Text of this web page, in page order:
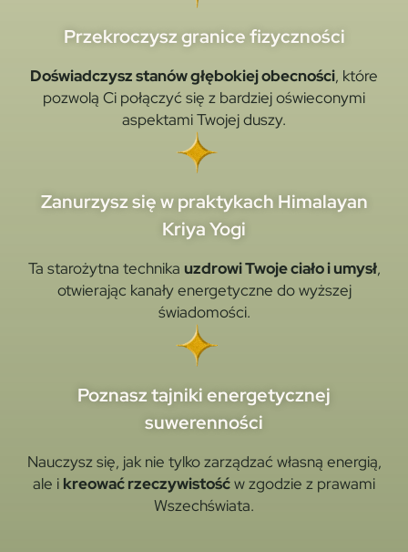
Przekroczysz granice fizyczności
Doświadczysz stanów głębokiej obecności, które
pozwolą Ci połączyć się z bardziej oświeconymi
aspektami Twojej duszy.
Zanurzysz się w praktykach Himalayan
Kriya Yogi
Ta starożytna technika uzdrowi Twoje ciało i umysł,
otwierając kanały energetyczne do wyższej
świadomości.
Poznasz tajniki energetycznej
suwerenności
Nauczysz się, jak nie tylko zarządzać własną energią,
ale i kreować rzeczywistośćw zgodzie z prawami
Wszechświata.